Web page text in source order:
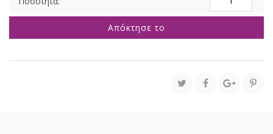
ΦΥΣΙΚΟ
ΕΠΙΤΡΑΠΕΖΙΟ
Φ25x63EK
Απόκτησε το